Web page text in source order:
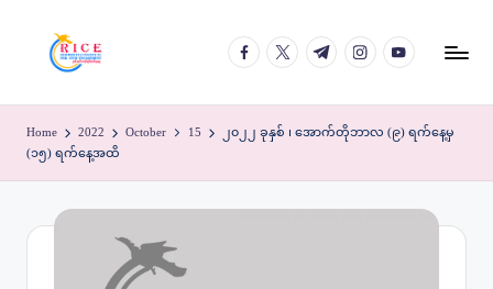
facebook.com
twitter.com
t.me instagram.com
youtube.com
Home 2022 October 15
၂၀၂၂ ခုနှစ် ၊ အောက်တိုဘာလ (၉) ရက်နေ့မှ
(၁၅) ရက်‌နေ့အထိ